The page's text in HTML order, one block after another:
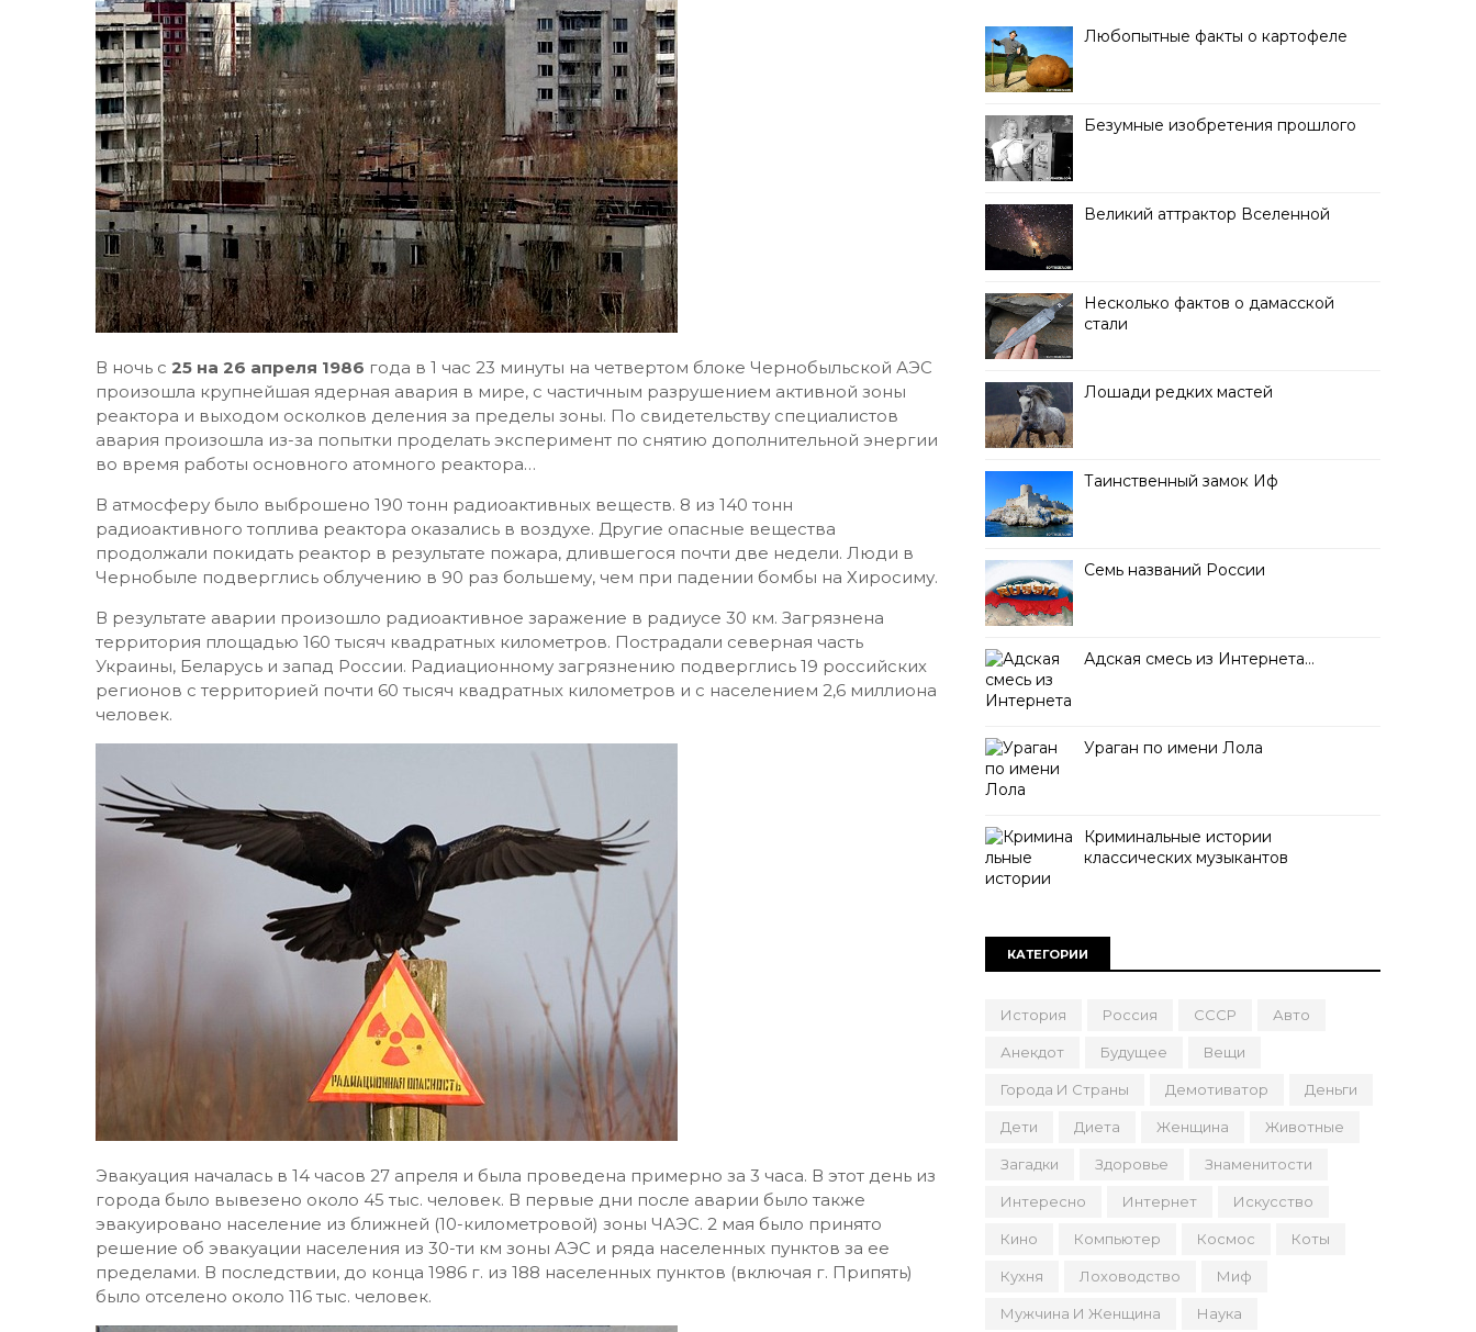
В ночь с 25 на 26 апреля 1986 года в 1 час 23 минуты на четвертом блоке Чернобыльской АЭС
произошла крупнейшая ядерная авария в мире, с частичным разрушением активной зоны
реактора и выходом осколков деления за пределы зоны. По свидетельству специалистов
авария произошла из-за попытки проделать эксперимент по снятию дополнительной энергии
во время работы основного атомного реактора…
В атмосферу было выброшено 190 тонн радиоактивных веществ. 8 из 140 тонн
радиоактивного топлива реактора оказались в воздухе. Другие опасные вещества
продолжали покидать реактор в результате пожара, длившегося почти две недели. Люди в
Чернобыле подверглись облучению в 90 раз большему, чем при падении бомбы на Хиросиму.
В результате аварии произошло радиоактивное заражение в радиусе 30 км. Загрязнена
территория площадью 160 тысяч квадратных километров. Пострадали северная часть
Украины, Беларусь и запад России. Радиационному загрязнению подверглись 19 российских
регионов с территорией почти 60 тысяч квадратных километров и с населением 2,6 миллиона
человек.
Эвакуация началась в 14 часов 27 апреля и была проведена примерно за 3 часа. В этот день из
города было вывезено около 45 тыс. человек. В первые дни после аварии было также
эвакуировано население из ближней (10-километровой) зоны ЧАЭС. 2 мая было принято
решение об эвакуации населения из 30-ти км зоны АЭС и ряда населенных пунктов за ее
пределами. В последствии, до конца 1986 г. из 188 населенных пунктов (включая г. Припять)
было отселено около 116 тыс. человек.
Любопытные факты о картофеле
Безумные изобретения прошлого
Великий аттрактор Вселенной
Несколько фактов о дамасской
стали
Лошади редких мастей
Таинственный замок Иф
Семь названий России
Адская смесь из Интернета…
Ураган по имени Лола
Криминальные истории
классических музыкантов
КАТЕГОРИИ
История Россия СССР Авто
Анекдот Будущее Вещи
Города И Страны Демотиватор Деньги
Дети Диета Женщина Животные
Загадки Здоровье Знаменитости
Интересно Интернет Искусство
Кино Компьютер Космос Коты
Кухня Лоховодство Миф
Мужчина И Женщина Наука